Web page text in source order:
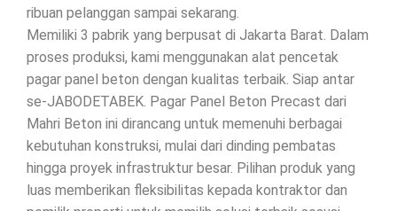
ribuan pelanggan sampai sekarang.
Memiliki 3 pabrik yang berpusat di Jakarta Barat. Dalam
proses produksi, kami menggunakan alat pencetak
pagar panel beton dengan kualitas terbaik. Siap antar
se-JABODETABEK. Pagar Panel Beton Precast dari
Mahri Beton ini dirancang untuk memenuhi berbagai
kebutuhan konstruksi, mulai dari dinding pembatas
hingga proyek infrastruktur besar. Pilihan produk yang
luas memberikan fleksibilitas kepada kontraktor dan